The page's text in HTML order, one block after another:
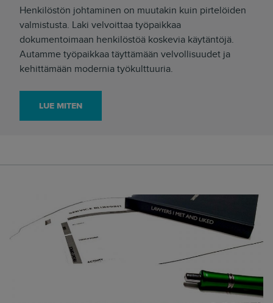
Henkilöstön johtaminen on muutakin kuin pirtelöiden
valmistusta. Laki velvoittaa työpaikkaa
dokumentoimaan henkilöstöä koskevia käytäntöjä.
Autamme työpaikkaa täyttämään velvollisuudet ja
kehittämään modernia työkulttuuria.
LUE MITEN